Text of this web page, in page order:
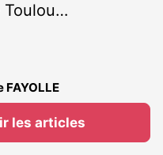
Toulou…
FAYOLLE
les articles